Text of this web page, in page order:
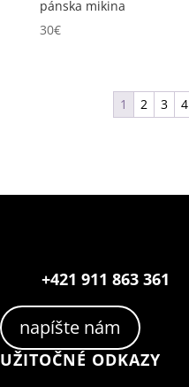
pánska mikina
30€
1 2 3 4
+421 911 863 361
napíšte nám
UŽITOČNÉ ODKAZY